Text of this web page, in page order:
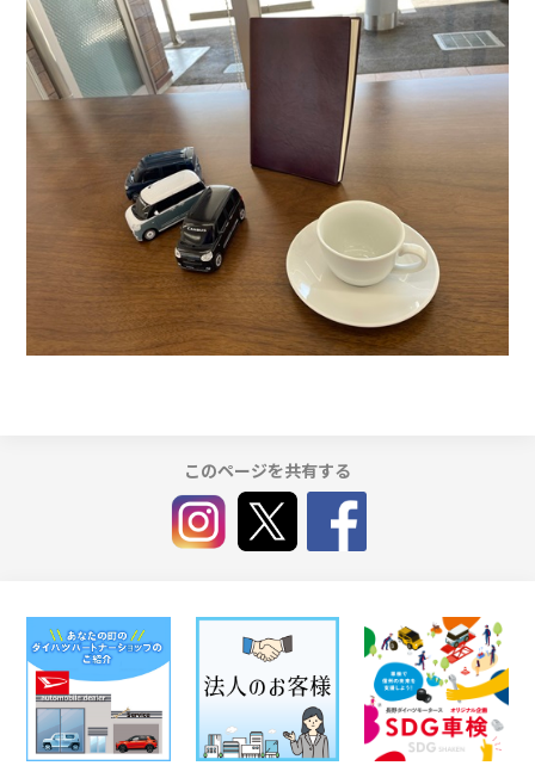
このページを共有する